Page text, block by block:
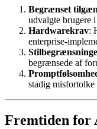
Begrænset
udvalgte brugere
Hardwarekrav:
enterprise-
begrænsede af
stadig misfortolke
Fremtiden for